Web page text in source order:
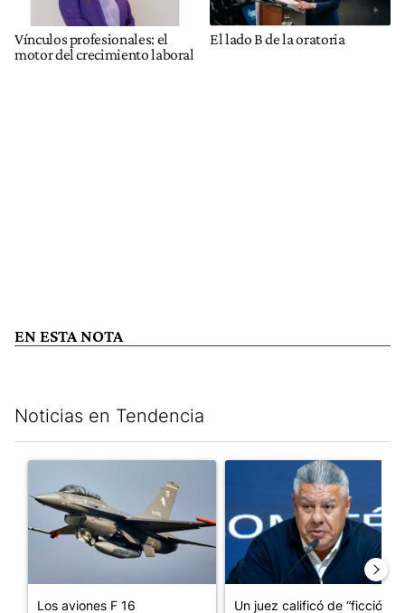
Vínculos profesionales: el
motor del crecimiento laboral
El lado B de la oratoria
EN ESTA NOTA
Noticias en Tendencia
Un artículo de tendencia con el título "Los aviones F 16
Los aviones F 16
Un artículo de tendencia con
Un juez calificó de “ficción